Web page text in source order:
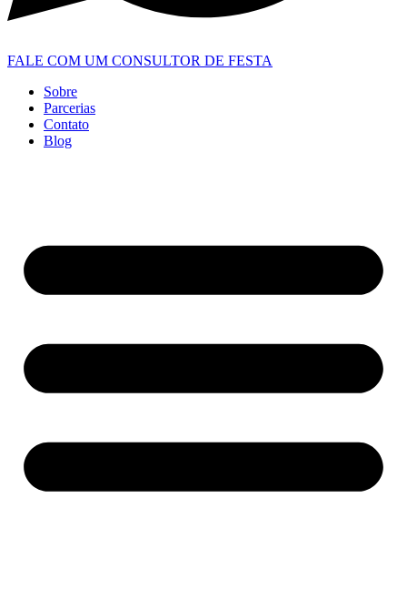
FALE COM UM CONSULTOR DE FESTA
Sobre
Parcerias
Contato
Blog